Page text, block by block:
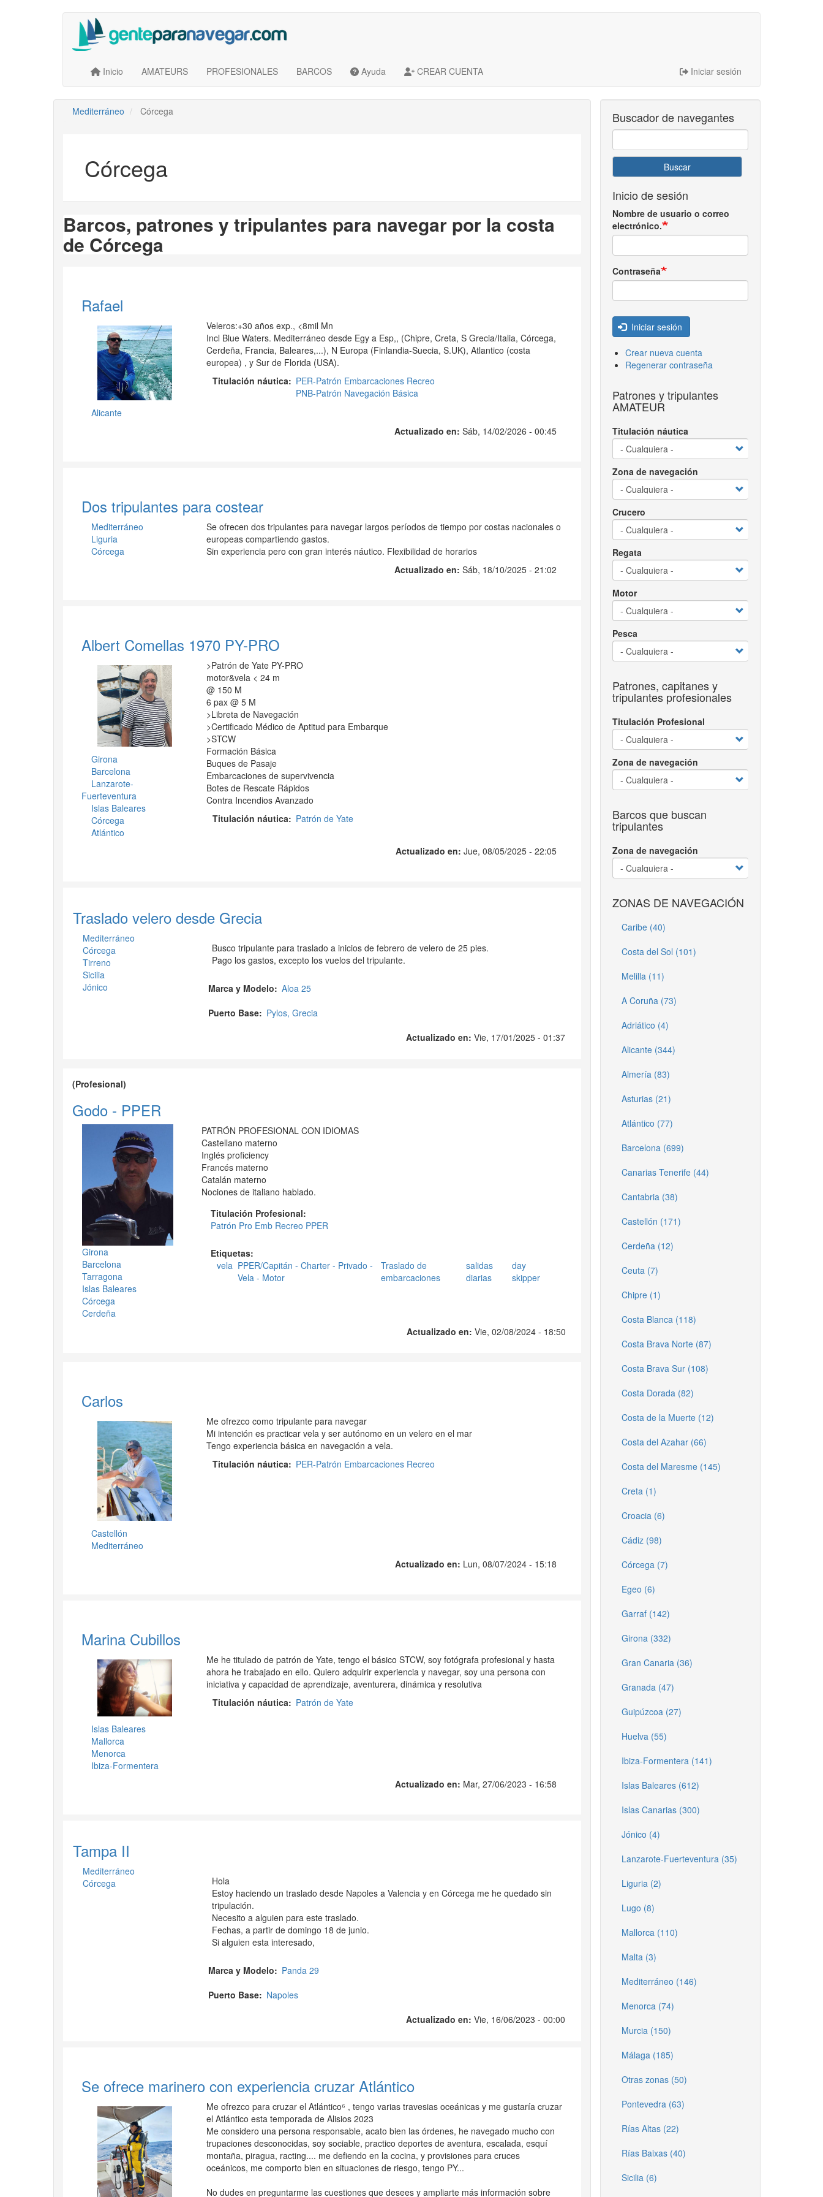
Main navigation
Inicio AMATEURS PROFESIONALES BARCOS Ayuda CREAR CUENTA
User account menu Iniciar sesión
Mediterráneo Córcega
Córcega
Barcos, patrones y tripulantes para navegar por la costa
de Córcega
Rafael
Alicante
Veleros:+30 años exp., <8mil Mn
Incl Blue Waters. Mediterráneo desde Egy a Esp,, (Chipre, Creta, S Grecia/Italia, Córcega,
Cerdeña, Francia, Baleares,...), N Europa (Finlandia-Suecia, S.UK), Atlantico (costa
europea) , y Sur de Florida (USA).
Titulación náutica
PER-Patrón Embarcaciones Recreo
PNB-Patrón Navegación Básica
Actualizado en: Sáb, 14/02/2026 - 00:45
Dos tripulantes para costear
Mediterráneo
Liguria
Córcega
Se ofrecen dos tripulantes para navegar largos períodos de tiempo por costas nacionales o
europeas compartiendo gastos.
Sin experiencia pero con gran interés náutico. Flexibilidad de horarios
Actualizado en: Sáb, 18/10/2025 - 21:02
Albert Comellas 1970 PY-PRO
Girona
Barcelona
Lanzarote-
Fuerteventura
Islas Baleares
Córcega
Atlántico
>Patrón de Yate PY-PRO
motor&vela < 24 m
@ 150 M
6 pax @ 5 M
>Libreta de Navegación
>Certificado Médico de Aptitud para Embarque
>STCW
Formación Básica
Buques de Pasaje
Embarcaciones de supervivencia
Botes de Rescate Rápidos
Contra Incendios Avanzado
Titulación náutica
Patrón de Yate
Actualizado en: Jue, 08/05/2025 - 22:05
Traslado velero desde Grecia
Mediterráneo
Córcega
Tirreno
Sicilia
Jónico
Busco tripulante para traslado a inicios de febrero de velero de 25 pies.
Pago los gastos, excepto los vuelos del tripulante.
Marca y Modelo
Aloa 25
Puerto Base
Pylos, Grecia
Actualizado en: Vie, 17/01/2025 - 01:37
(Profesional)
Godo - PPER
Girona
Barcelona
Tarragona
Islas Baleares
Córcega
Cerdeña
PATRÓN PROFESIONAL CON IDIOMAS
Castellano materno
Inglés proficiency
Francés materno
Catalán materno
Nociones de italiano hablado.
Titulación Profesional:
Patrón Pro Emb Recreo PPER
Etiquetas:
vela PPER/Capitán - Charter - Privado -
Vela - Motor
Traslado de
embarcaciones
salidas
diarias
day
skipper
Actualizado en: Vie, 02/08/2024 - 18:50
Carlos
Castellón
Mediterráneo
Me ofrezco como tripulante para navegar
Mi intención es practicar vela y ser autónomo en un velero en el mar
Tengo experiencia básica en navegación a vela.
Titulación náutica
PER-Patrón Embarcaciones Recreo
Actualizado en: Lun, 08/07/2024 - 15:18
Marina Cubillos
Islas Baleares
Mallorca
Menorca
Ibiza-Formentera
Me he titulado de patrón de Yate, tengo el básico STCW, soy fotógrafa profesional y hasta
ahora he trabajado en ello. Quiero adquirir experiencia y navegar, soy una persona con
iniciativa y capacidad de aprendizaje, aventurera, dinámica y resolutiva
Titulación náutica
Patrón de Yate
Actualizado en: Mar, 27/06/2023 - 16:58
Tampa II
Mediterráneo
Córcega
Hola
Estoy haciendo un traslado desde Napoles a Valencia y en Córcega me he quedado sin
tripulación.
Necesito a alguien para este traslado.
Fechas, a partir de domingo 18 de junio.
Si alguien esta interesado,
Marca y Modelo
Panda 29
Puerto Base
Napoles
Actualizado en: Vie, 16/06/2023 - 00:00
Se ofrece marinero con experiencia cruzar Atlántico
Me ofrezco para cruzar el Atlántico⁶ , tengo varias travesias oceánicas y me gustaría cruzar
el Atlántico esta temporada de Alisios 2023
Me considero una persona responsable, acato bien las órdenes, he navegado mucho con
trupaciones desconocidas, soy sociable, practico deportes de aventura, escalada, esquí
montaña, piragua, racting.... me defiendo en la cocina, y provisiones para cruces
oceánicos, me comporto bien en situaciones de riesgo, tengo PY...
No dudes en preguntarme las cuestiones que desees y ampliarte más información sobre
Buscador de navegantes
Buscar
Inicio de sesión
Nombre de usuario o correo
electrónico.
Contraseña
Iniciar sesión
Crear nueva cuenta
Regenerar contraseña
Patrones y tripulantes
AMATEUR
Titulación náutica
Zona de navegación
Crucero
Regata
Motor
Pesca
Patrones, capitanes y
tripulantes profesionales
Titulación Profesional
Zona de navegación
Barcos que buscan
tripulantes
Zona de navegación
ZONAS DE NAVEGACIÓN
Caribe (40)
Costa del Sol (101)
Melilla (11)
A Coruña (73)
Adriático (4)
Alicante (344)
Almería (83)
Asturias (21)
Atlántico (77)
Barcelona (699)
Canarias Tenerife (44)
Cantabria (38)
Castellón (171)
Cerdeña (12)
Ceuta (7)
Chipre (1)
Costa Blanca (118)
Costa Brava Norte (87)
Costa Brava Sur (108)
Costa Dorada (82)
Costa de la Muerte (12)
Costa del Azahar (66)
Costa del Maresme (145)
Creta (1)
Croacia (6)
Cádiz (98)
Córcega (7)
Egeo (6)
Garraf (142)
Girona (332)
Gran Canaria (36)
Granada (47)
Guipúzcoa (27)
Huelva (55)
Ibiza-Formentera (141)
Islas Baleares (612)
Islas Canarias (300)
Jónico (4)
Lanzarote-Fuerteventura (35)
Liguria (2)
Lugo (8)
Mallorca (110)
Malta (3)
Mediterráneo (146)
Menorca (74)
Murcia (150)
Málaga (185)
Otras zonas (50)
Pontevedra (63)
Rías Altas (22)
Rías Baixas (40)
Sicilia (6)